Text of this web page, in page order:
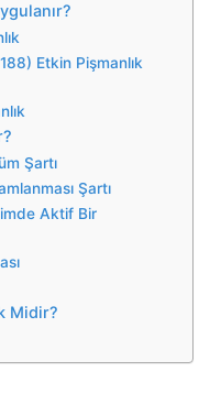
Etkin Pişmanlık
Şartı
Şartı
Aktif Bir
Midir?